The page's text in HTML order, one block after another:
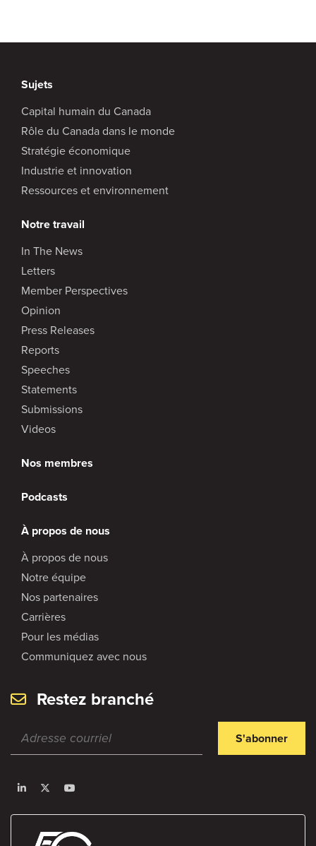
Sujets
Capital humain du Canada
Rôle du Canada dans le monde
Stratégie économique
Industrie et innovation
Ressources et environnement
Notre travail
In The News
Letters
Member Perspectives
Opinion
Press Releases
Reports
Speeches
Statements
Submissions
Videos
Nos membres
Podcasts
À propos de nous
À propos de nous
Notre équipe
Nos partenaires
Carrières
Pour les médias
Communiquez avec nous
Restez branché
S'abonner